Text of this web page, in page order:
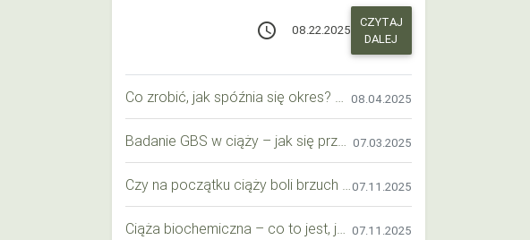
access_time 08.22.2025
CZYTAJ
DALEJ
08.04.2025
07.03.2025
07.11.2025
07.11.2025